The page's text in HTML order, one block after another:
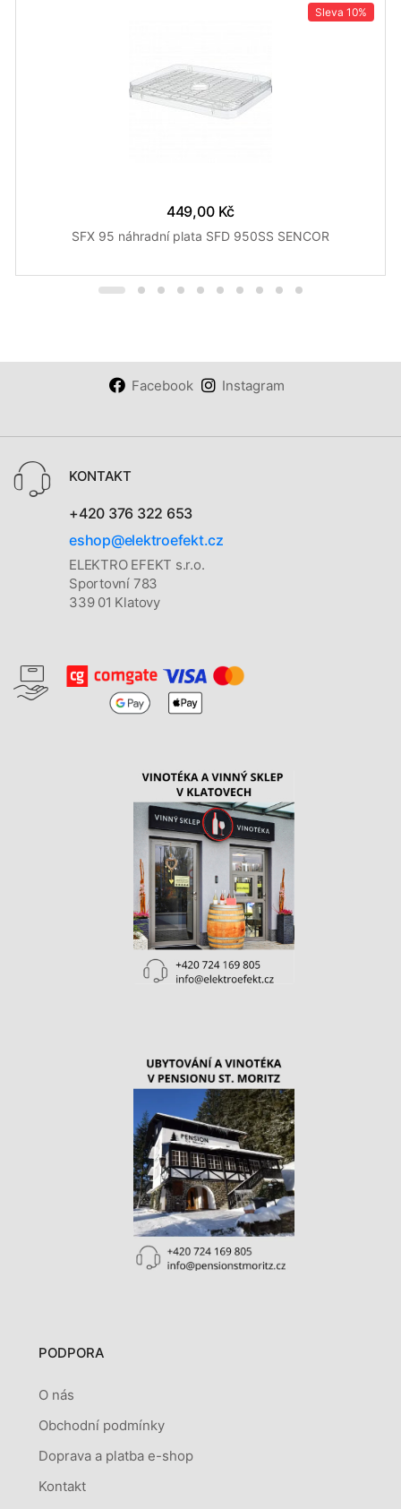
Sleva 10%
449,00 Kč
SFX 95 náhradní plata SFD 950SS SENCOR
Facebook Instagram
KONTAKT
+420 376 322 653
eshop@elektroefekt.cz
ELEKTRO EFEKT s.r.o.
Sportovní 783
339 01 Klatovy
PODPORA
O nás
Obchodní podmínky
Doprava a platba e-shop
Kontakt